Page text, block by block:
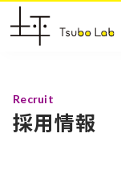
Recruit
採用情報